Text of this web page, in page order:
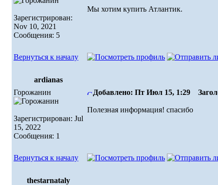
Зарегистрирован:
Nov 10, 2021
Сообщения: 5
Мы хотим купить Атлантик.
Вернуться к началу
ardianas
Горожанин
Зарегистрирован: Jul
15, 2022
Сообщения: 1
Добавлено: Пт Июл 15, 1:29
Полезная информация! спасибо
Вернуться к началу
thestarnataly